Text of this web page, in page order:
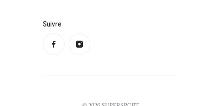
Suivre
Politique de confidentialité
Politique de remboursement